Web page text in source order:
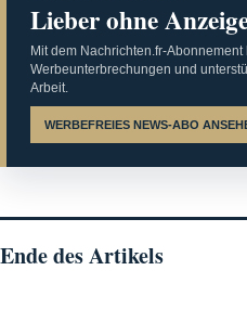
Lieber ohne
Mit dem Nachrichten.fr-
Werbeunterbrechungen und
Arbeit.
WERBEFREIES NEWS-ABO
Ende des Artikels